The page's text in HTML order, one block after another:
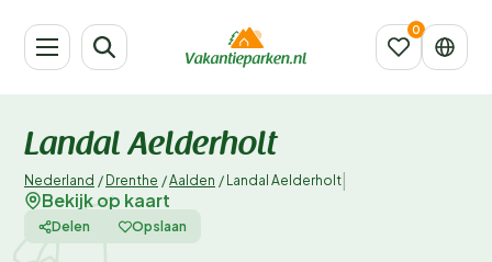
Landal Aelderholt
Nederland / Drenthe /Aalden / Landal Aelderholt
Bekijk op kaart
Delen Opslaan